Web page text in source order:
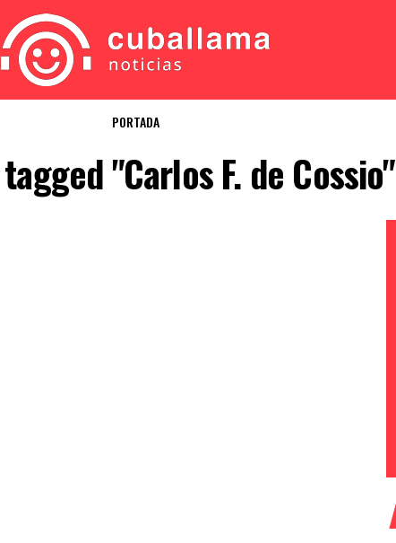
PORTADA
"Carlos F. de Cossio"